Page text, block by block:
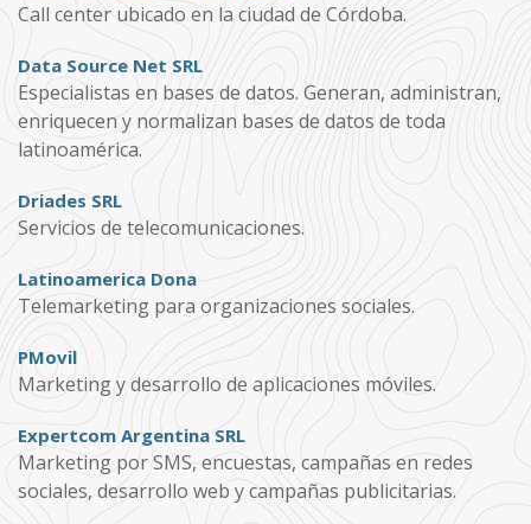
Call center ubicado en la ciudad de Córdoba.
Data Source Net SRL
Especialistas en bases de datos. Generan, administran,
enriquecen y normalizan bases de datos de toda
latinoamérica.
Driades SRL
Servicios de telecomunicaciones.
Latinoamerica Dona
Telemarketing para organizaciones sociales.
PMovil
Marketing y desarrollo de aplicaciones móviles.
Expertcom Argentina SRL
Marketing por SMS, encuestas, campañas en redes
sociales, desarrollo web y campañas publicitarias.